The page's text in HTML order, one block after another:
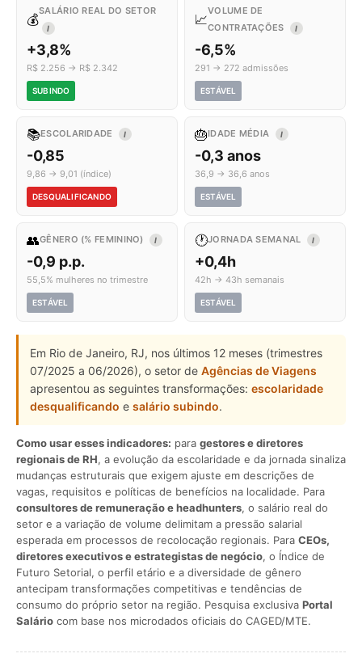
💰
SALÁRIO REAL DO SETOR
I
+3,8%
R$ 2.256 → R$ 2.342
SUBINDO
📈
VOLUME DE
CONTRATAÇÕES
I
-6,5%
291 → 272 admissões
ESTÁVEL
📚ESCOLARIDADE I
-0,85
9,86 → 9,01 (índice)
DESQUALIFICANDO
🎂IDADE MÉDIA I
-0,3 anos
36,9 → 36,6 anos
ESTÁVEL
👥GÊNERO (% FEMININO) I
-0,9 p.p.
55,5% mulheres no trimestre
ESTÁVEL
🕐JORNADA SEMANAL I
+0,4h
42h → 43h semanais
ESTÁVEL
Em Rio de Janeiro, RJ, nos últimos 12 meses (trimestres
07/2025 a 06/2026), o setor de Agências de Viagens
apresentou as seguintes transformações: escolaridade
desqualificando e salário subindo.
Como usar esses indicadores: para gestores e diretores
regionais de RH, a evolução da escolaridade e da jornada sinaliza
mudanças estruturais que exigem ajuste em descrições de
vagas, requisitos e políticas de benefícios na localidade. Para
consultores de remuneração e headhunters, o salário real do
setor e a variação de volume delimitam a pressão salarial
esperada em processos de recolocação regionais. Para CEOs,
diretores executivos e estrategistas de negócio, o Índice de
Futuro Setorial, o perfil etário e a diversidade de gênero
antecipam transformações competitivas e tendências de
consumo do próprio setor na região. Pesquisa exclusiva Portal
Salário com base nos microdados oficiais do CAGED/MTE.